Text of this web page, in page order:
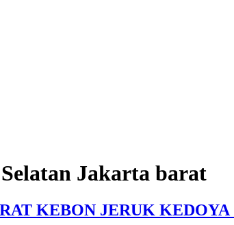
Jakarta barat
KEBON JERUK KEDOYA